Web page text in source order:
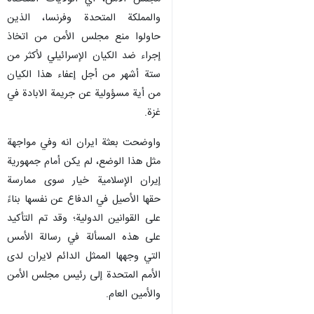
والمملكة المتحدة وفرنسا، الذين
حاولوا منع مجلس الأمن من اتخاذ
إجراء ضد الكيان الإسرائيلي لأكثر من
ستة أشهر من أجل إعفاء هذا الكيان
من أية مسؤولية عن جريمة الابادة في
غزة.
واوضحت بعثة ايران انه وفي مواجهة
مثل هذا الوضع، لم يكن أمام جمهورية
إيران الإسلامية خيار سوى ممارسة
حقها الأصيل في الدفاع عن نفسها بناءً
على القوانين الدولية؛ وقد تم التأكيد
على هذه المسألة في رسالة الأمس
التي وجهها الممثل الدائم لايران لدى
الأمم المتحدة إلى رئيس مجلس الأمن
والأمين العام.